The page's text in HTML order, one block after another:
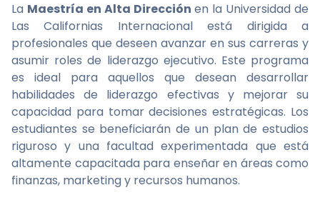
La Maestría en Alta Dirección en la Universidad de
Las Californias Internacional está dirigida a
profesionales que deseen avanzar en sus carreras y
asumir roles de liderazgo ejecutivo. Este programa
es ideal para aquellos que desean desarrollar
habilidades de liderazgo efectivas y mejorar su
capacidad para tomar decisiones estratégicas. Los
estudiantes se beneficiarán de un plan de estudios
riguroso y una facultad experimentada que está
altamente capacitada para enseñar en áreas como
finanzas, marketing y recursos humanos.